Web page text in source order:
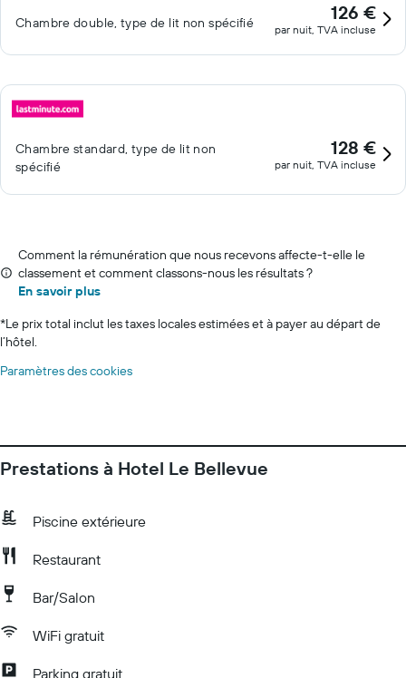
Chambre double, type de lit non spécifié 126 €
par nuit, TVA incluse
Chambre standard, type de lit non
spécifié
128 €
par nuit, TVA incluse
Comment la rémunération que nous recevons affecte-t-elle le
classement et comment classons-nous les résultats ?
En savoir plus
*Le prix total inclut les taxes locales estimées et à payer au départ de
l’hôtel.
Paramètres des cookies
Prestations à Hotel Le Bellevue
Piscine extérieure
Restaurant
Bar/Salon
WiFi gratuit
Parking gratuit